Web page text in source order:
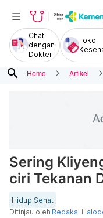
Chat
dengan
Dokter
Toko
search Home Artikel
Sering
ciri Tekanan
Hidup Sehat
Ditinjau oleh Redaksi